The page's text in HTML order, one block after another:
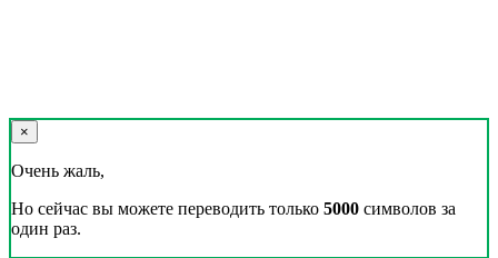
×
Очень жаль,
Но сейчас вы можете переводить только 5000 символов за
один раз.